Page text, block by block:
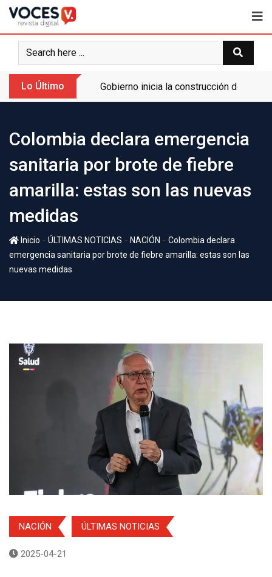
Lo Último Gobierno inicia la construcción de la
Colombia declara emergencia
sanitaria por brote de fiebre
amarilla: estas son las nuevas
medidas
Inicio - ÚLTIMAS NOTICIAS - NACIÓN - Colombia declara
emergencia sanitaria por brote de fiebre amarilla: estas son las
nuevas medidas
NACIÓN ÚLTIMAS NOTICIAS
2025-04-21